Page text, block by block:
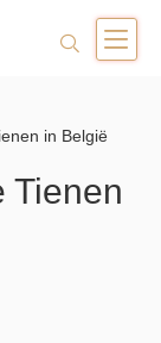
in België
Tienen